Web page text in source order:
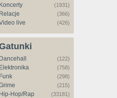
Koncerty (1931)
Relacje (366)
live (426)
Dancehall (122)
Elektronika (758)
Funk (298)
(215)
Hip-Hop/Rap (33181)